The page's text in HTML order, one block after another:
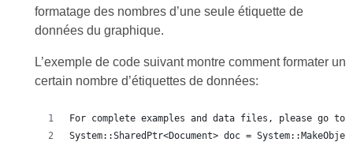
formatage des nombres d’une seule étiquette de
données du graphique.
L’exemple de code suivant montre comment formater un
certain nombre d’étiquettes de données:
For complete examples and data files, please go to
System::SharedPtr<Document> doc =